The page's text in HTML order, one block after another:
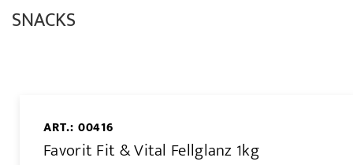
SNACKS
ART.: 00416
Favorit Fit & Vital Fellglanz 1kg